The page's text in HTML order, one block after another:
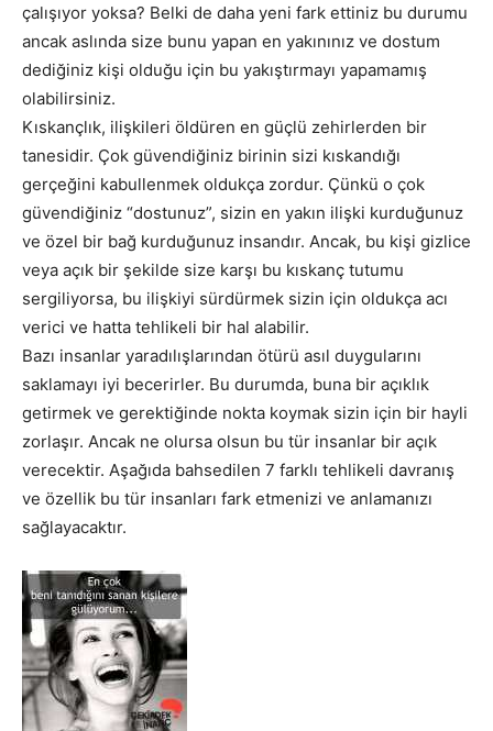
çalışıyor yoksa? Belki de daha yeni fark ettiniz bu durumu
ancak aslında size bunu yapan en yakınınız ve dostum
dediğiniz kişi olduğu için bu yakıştırmayı yapamamış
olabilirsiniz.
Kıskançlık, ilişkileri öldüren en güçlü zehirlerden bir
tanesidir. Çok güvendiğiniz birinin sizi kıskandığı
gerçeğini kabullenmek oldukça zordur. Çünkü o çok
güvendiğiniz “dostunuz”, sizin en yakın ilişki kurduğunuz
ve özel bir bağ kurduğunuz insandır. Ancak, bu kişi gizlice
veya açık bir şekilde size karşı bu kıskanç tutumu
sergiliyorsa, bu ilişkiyi sürdürmek sizin için oldukça acı
verici ve hatta tehlikeli bir hal alabilir.
Bazı insanlar yaradılışlarından ötürü asıl duygularını
saklamayı iyi becerirler. Bu durumda, buna bir açıklık
getirmek ve gerektiğinde nokta koymak sizin için bir hayli
zorlaşır. Ancak ne olursa olsun bu tür insanlar bir açık
verecektir. Aşağıda bahsedilen 7 farklı tehlikeli davranış
ve özellik bu tür insanları fark etmenizi ve anlamanızı
sağlayacaktır.